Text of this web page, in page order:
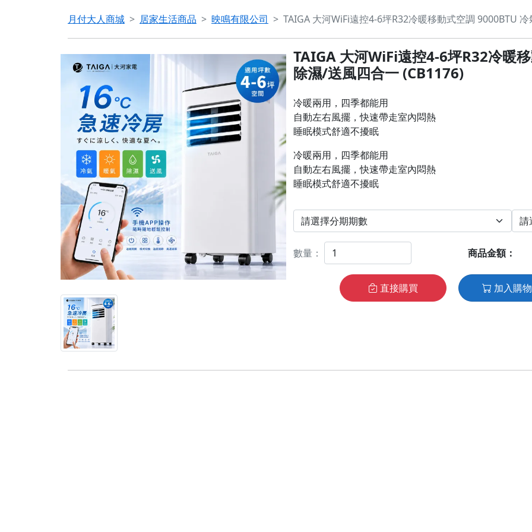
月付大人商城 居家生活商品 映鳴有限公司 TAIGA 大河WiFi遠控4-6坪R32冷暖移動式空調 9000BTU
TAIGA 大河WiFi遠控4-6坪R32冷暖
除濕/送風四合一 (CB1176)
冷暖兩用，四季都能用
自動左右風擺，快速帶走室內悶熱
睡眠模式舒適不擾眠
冷暖兩用，四季都能用
自動左右風擺，快速帶走室內悶熱
睡眠模式舒適不擾眠
數量： 商品金額：
直接購買 加入購